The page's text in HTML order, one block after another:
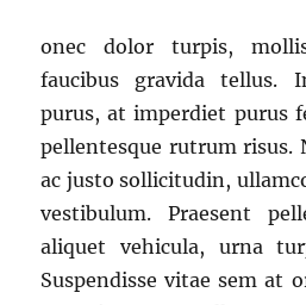
onec dolor turpis,
faucibus gravida tellus.
purus, at imperdiet purus
pellentesque rutrum risus.
ac justo sollicitudin,
vestibulum. Praesent
aliquet vehicula, urna
Suspendisse vitae sem at